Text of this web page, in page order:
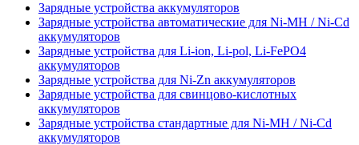
Зарядные устройства аккумуляторов
Зарядные устройства автоматические для Ni-MH / Ni-Cd
аккумуляторов
Зарядные устройства для Li-ion, Li-pol, Li-FePO4
аккумуляторов
Зарядные устройства для Ni-Zn аккумуляторов
Зарядные устройства для свинцово-кислотных
аккумуляторов
Зарядные устройства стандартные для Ni-MH / Ni-Cd
аккумуляторов